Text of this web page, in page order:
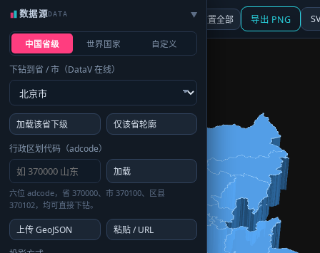
☰ 面板 地图 重置全部 导出 PNG
数据源DATA ▶
中国省级 世界国家 自定义
下钻到省 / 市（DataV 在线）
加载该省下级
仅该省轮廓
行政区划代码（adcode）
加载
六位 adcode，省 370000、市 370100、区县
370102，均可直接下钻。
上传 GeoJSON
粘贴 / URL